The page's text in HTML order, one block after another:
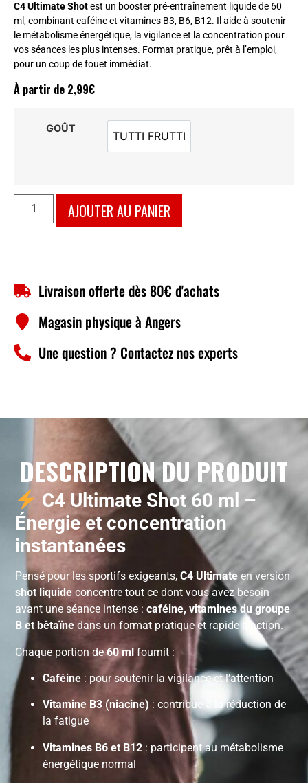
C4 Ultimate Shotest un booster pré-entraînement liquide de 60
ml, combinant caféine et vitamines B3, B6, B12. Il aide à soutenir
le métabolisme énergétique, la vigilance et la concentration pour
vos séances les plus intenses. Format pratique, prêt à l’emploi,
pour un coup de fouet immédiat.
À partir de 2,99€
GOÛT
TUTTI FRUTTI
TUTTI FRUTTI
AJOUTER AU PANIER
Livraison offerte dès 80€ d'achats
Magasin physique à Angers
Une question ? Contactez nos experts
DESCRIPTION DU PRODUIT
C4 Ultimate Shot 60 ml –
Énergie et concentration
instantanées
Pensé pour les sportifs exigeants,C4 Ultimate en version
shot liquide concentre tout ce dont vous avez besoin
avant une séance intense :caféine, vitamines du groupe
B et bêtaïne dans un format pratique et rapide d’action.
Chaque portion de60 mlfournit :
Caféine : pour soutenir la vigilance et l’attention
Vitamine B3 (niacine) : contribue à la réduction de
la fatigue
Vitamines B6 et B12 : participent au métabolisme
énergétique normal